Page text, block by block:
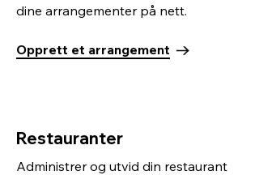
dine arrangementer på nett.
Opprett et arrangement
Restauranter
Administrer og utvid din restaurant